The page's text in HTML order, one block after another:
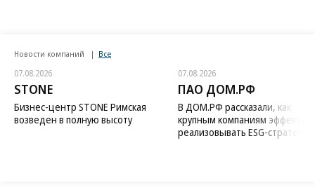
Новости компаний Все
07.08.2026
STONE
Бизнес-центр STONE Римская
возведен в полную высоту
07.08.2026
ПАО ДОМ.РФ
В ДОМ.РФ рассказали, как
крупным компаниям
реализовывать ESG-стратегию